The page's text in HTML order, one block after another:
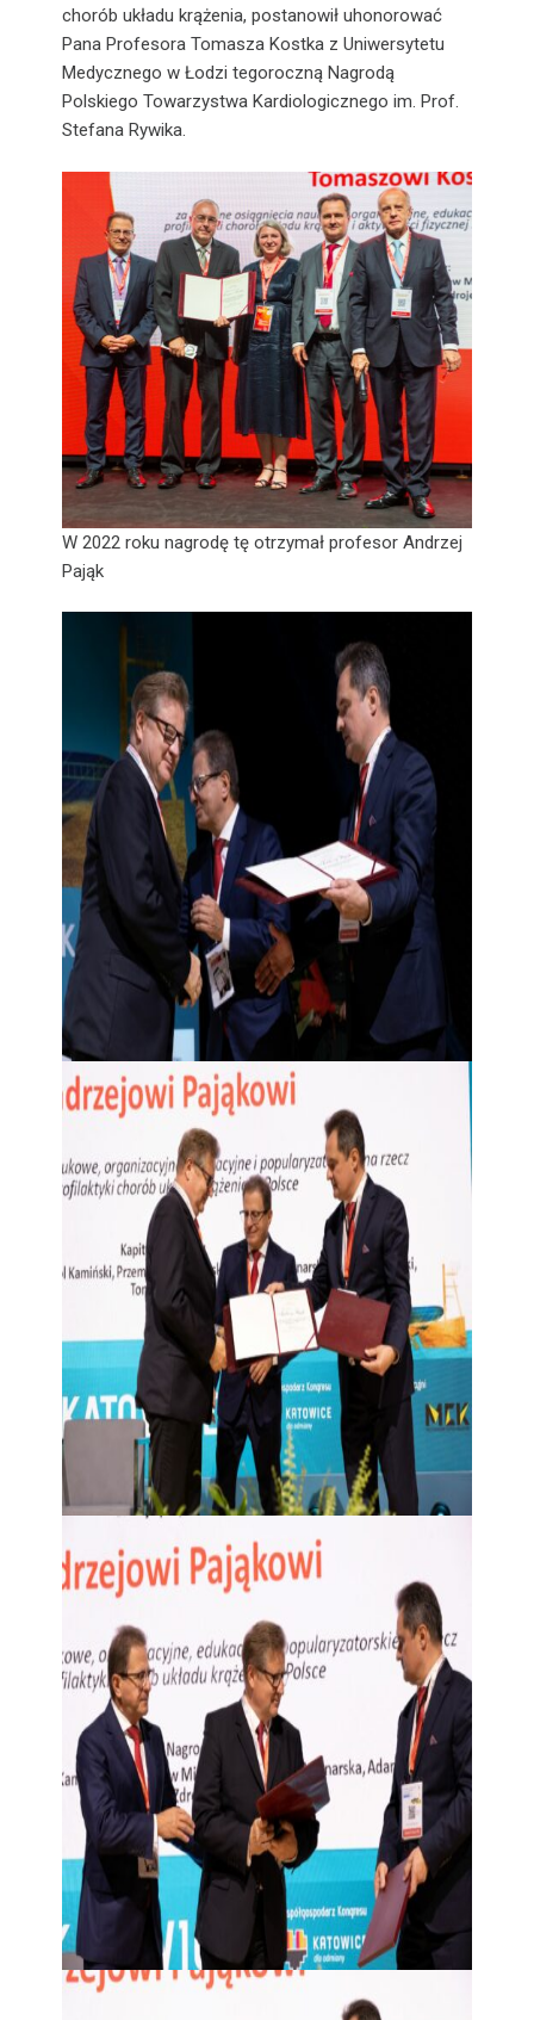
chorób układu krążenia, postanowił uhonorować
Pana Profesora Tomasza Kostka z Uniwersytetu
Medycznego w Łodzi tegoroczną Nagrodą
Polskiego Towarzystwa Kardiologicznego im. Prof.
Stefana Rywika.
W 2022 roku nagrodę tę otrzymał profesor Andrzej
Pająk